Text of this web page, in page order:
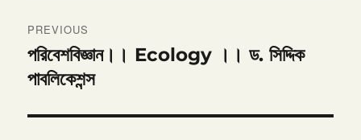
navigation
PREVIOUS
Previous
post:
পরিবেশবিজ্ঞান।। Ecology ।। ড. সিদ্দিক
পাবলিকেশন্স